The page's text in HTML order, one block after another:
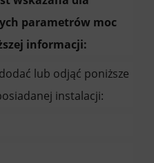
parametrów moc
informacji:
lub odjąć poniższe
instalacji: